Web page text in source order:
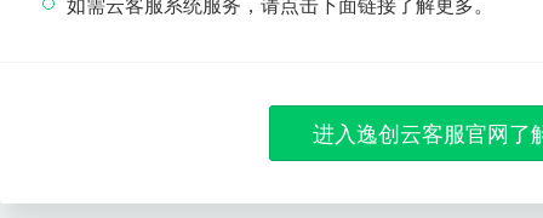
进入逸创云客服官网了